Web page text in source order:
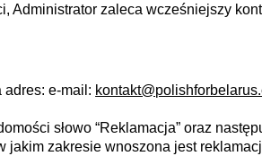
zaleca wcześniejszy
adres: e-mail:
słowo “Reklamacja” oraz
zakresie wnoszona jest